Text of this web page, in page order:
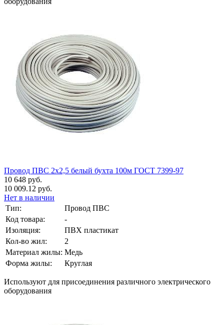
Провод ПВС 2х2,5 белый бухта 100м ГОСТ 7399-97
10 648 руб.
10 009.12 руб.
Нет в наличии
Тип:
Провод ПВС
Код товара:
-
Изоляция:
ПВХ пластикат
Кол-во жил:
2
Материал жилы: Медь
Форма жилы:
Круглая
Используют для присоединения различного электрического
оборудования